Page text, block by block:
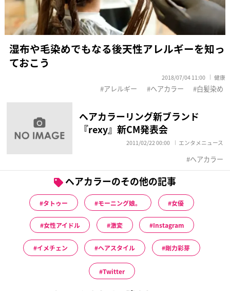
湿布や毛染めでもなる後天性アレルギーを知っ
ておこう
2018/07/04 11:00 健康
アレルギー ヘアカラー 白髪染め
ヘアカラーリング新ブランド
『rexy』新CM発表会
2011/02/22 00:00 エンタメニュース
ヘアカラー
ヘアカラーのその他の記事
タトゥー モーニング娘。 女優
女性アイドル 激変 Instagram
イメチェン ヘアスタイル 剛力彩芽
Twitter